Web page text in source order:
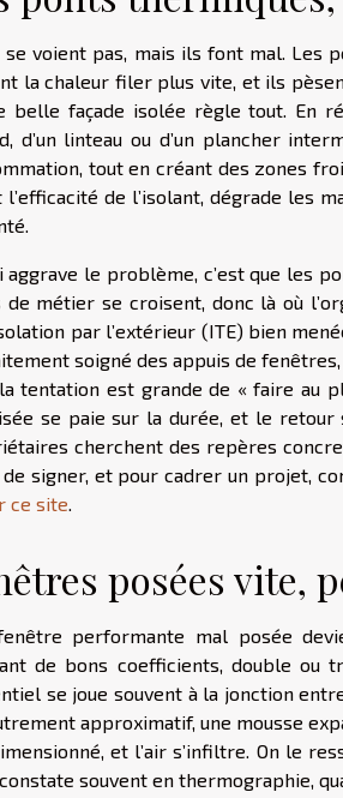
se voient pas, mais ils font mal. Les
la chaleur filer plus vite, et ils
belle façade isolée règle tout. En
d’un linteau ou d’un plancher
tout en créant des zones
l’efficacité de l’isolant, dégrade les
aggrave le problème, c’est que les
de métier se croisent, donc là où
par l’extérieur (ITE) bien
soigné des appuis de
tentation est grande de « faire au
se paie sur la durée, et le retour
cherchent des repères
de signer, et pour cadrer un projet,
ce site.
posées vite,
performante mal posée
de bons coefficients, double ou
se joue souvent à la jonction
approximatif, une mousse
et l’air s’infiltre. On le
souvent en thermographie,